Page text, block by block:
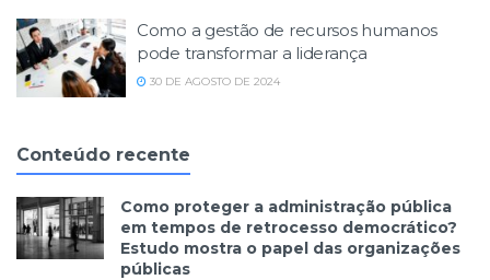
Como a gestão de recursos humanos
pode transformar a liderança
30 DE AGOSTO DE 2024
Conteúdo recente
Como proteger a administração pública
em tempos de retrocesso democrático?
Estudo mostra o papel das organizações
públicas